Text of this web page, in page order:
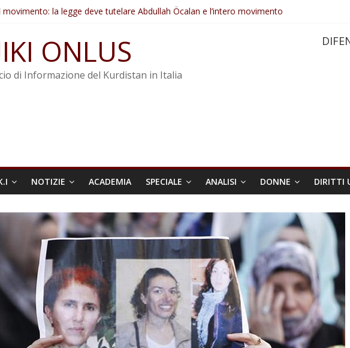
movimento: la legge deve tutelare Abdullah Öcalan e l’intero movimento
della situazione di Rêber Apo ostacolerebbe l’attuazione della legge
internazionale contro i crimini di guerra dell’Iran
Le legge negativa deve essere trasformata in legge positiva
ONLUS
di Informazione del Kurdistan in Italia
NOTIZIE ACADEMIA SPECIALE ANALISI DONNE DIRITTI